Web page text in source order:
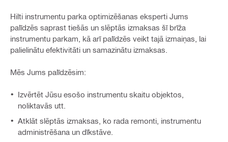
Hilti instrumentu parka optimizēšanas eksperti Jums
palīdzēs saprast tiešās un slēptās izmaksas šī brīža
instrumentu parkam, kā arī palīdzēs veikt tajā izmaiņas, lai
palielinātu efektivitāti un samazinātu izmaksas.
Mēs Jums palīdzēsim:
Izvērtēt Jūsu esošo instrumentu skaitu objektos,
noliktavās utt.
Atklāt slēptās izmaksas, ko rada remonti, instrumentu
administrēšana un dīkstāve.